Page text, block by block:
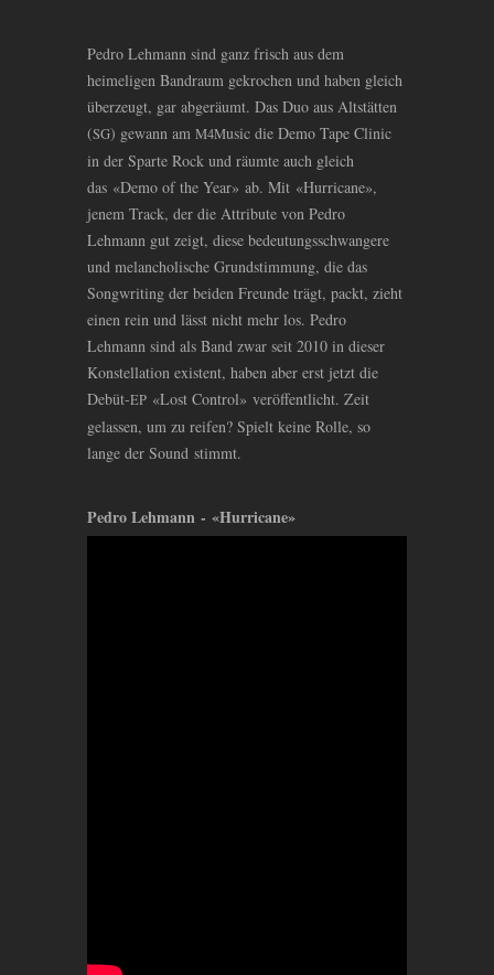
Pedro Lehmann sind ganz frisch aus dem
heimeligen Bandraum gekrochen und haben gleich
überzeugt, gar abgeräumt. Das Duo aus Altstätten
(SG) gewann am M4Music die Demo Tape Clinic
in der Sparte Rock und räumte auch gleich
das «Demo of the Year» ab. Mit «Hurricane»,
jenem Track, der die Attribute von Pedro
Lehmann gut zeigt, diese bedeutungsschwangere
und melancholische Grundstimmung, die das
Songwriting der beiden Freunde trägt, packt, zieht
einen rein und lässt nicht mehr los. Pedro
Lehmann sind als Band zwar seit 2010 in dieser
Konstellation existent, haben aber erst jetzt die
Debüt-EP «Lost Control» veröffentlicht. Zeit
gelassen, um zu reifen? Spielt keine Rolle, so
lange der Sound stimmt.
Pedro Lehmann - «Hurricane»